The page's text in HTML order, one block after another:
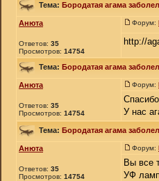
Тема: Бородатая агама
Анюта
Ответов: 35
Просмотров: 14754
Форум:
http://
Тема: Бородатая агама
Анюта
Ответов: 35
Просмотров: 14754
Форум:
У нас
Тема: Бородатая агама
Анюта
Ответов: 35
Просмотров: 14754
Форум:
Вы все
УФ